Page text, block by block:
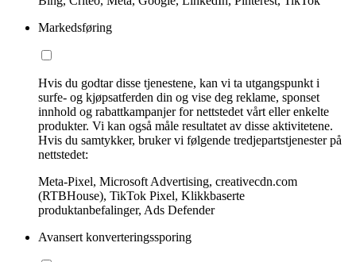
Markedsføring
Hvis du godtar disse tjenestene, kan vi ta utgangspunkt i
surfe- og kjøpsatferden din og vise deg reklame, sponset
innhold og rabattkampanjer for nettstedet vårt eller enkelte
produkter. Vi kan også måle resultatet av disse aktivitetene.
Hvis du samtykker, bruker vi følgende tredjepartstjenester på
nettstedet:
Meta-Pixel, Microsoft Advertising, creativecdn.com
(RTBHouse), TikTok Pixel, Klikkbaserte
produktanbefalinger, Ads Defender
Avansert konverteringssporing